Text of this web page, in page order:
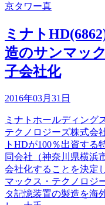
京タワー真
ミナト
造のサンマッ
子会社化
2016年03月31日
ミナトホールディング
テクノロジーズ株式会
トHDが100％出資する
同会社（神奈川県横浜
会社化することを決定
マックス・テクノロジ
タ記憶装置の製造を海